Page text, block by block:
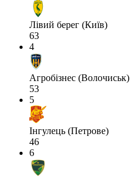
Лівий берег (Київ)
63
4
Агробізнес (Волочиськ)
53
5
Інгулець (Петрове)
46
6